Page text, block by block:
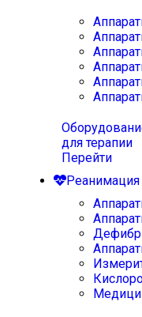
для терапии
Перейти
Реанимация